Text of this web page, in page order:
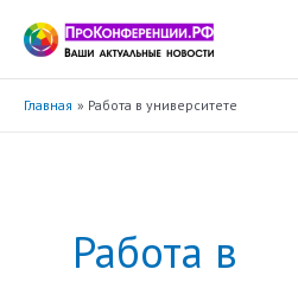
содержимому
Главная Работа в университете
Работа в